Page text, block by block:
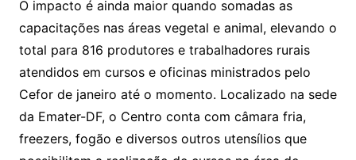
O impacto é ainda maior quando somadas as
capacitações nas áreas vegetal e animal, elevando o
total para 816 produtores e trabalhadores rurais
atendidos em cursos e oficinas ministrados pelo
Cefor de janeiro até o momento. Localizado na sede
da Emater-DF, o Centro conta com câmara fria,
freezers, fogão e diversos outros utensílios que